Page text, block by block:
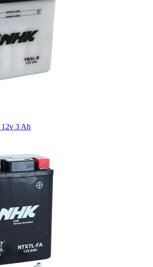
3 Ah